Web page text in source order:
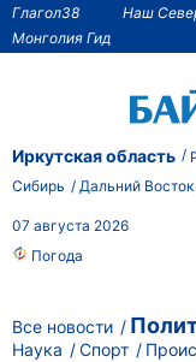
Глагол38 Наш
Монголия Гид
Иркутская область
Сибирь
Дальний Восток
07 августа 2026
Погода
Все новости
Наука
Спорт